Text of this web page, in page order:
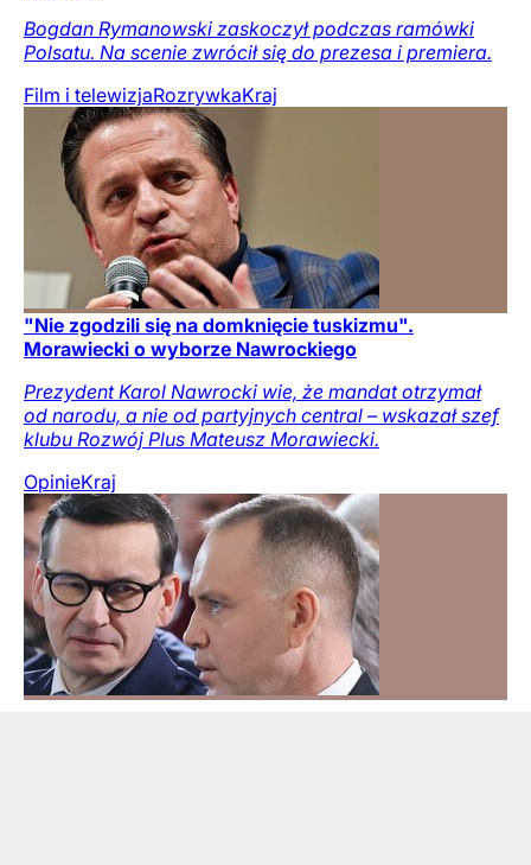
Bogdan Rymanowski zaskoczył podczas ramówki
Polsatu. Na scenie zwrócił się do prezesa i premiera.
Film i telewizjaRozrywkaKraj
"Nie zgodzili się na domknięcie tuskizmu".
Morawiecki o wyborze Nawrockiego
Prezydent Karol Nawrocki wie, że mandat otrzymał
od narodu, a nie od partyjnych central – wskazał szef
klubu Rozwój Plus Mateusz Morawiecki.
OpinieKraj